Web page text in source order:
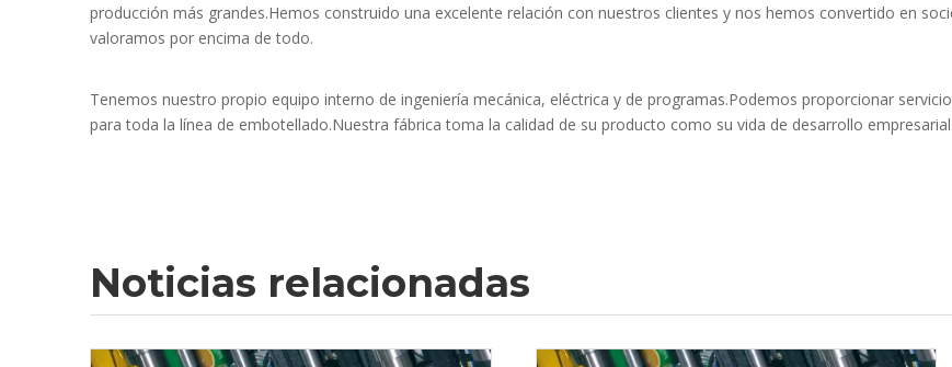
producción más grandes.Hemos construido una excelente relación con nuestros clientes y nos hemos convertido en
valoramos por encima de todo.
Tenemos nuestro propio equipo interno de ingeniería mecánica, eléctrica y de programas.Podemos proporcionar
para toda la línea de embotellado.Nuestra fábrica toma la calidad de su producto como su vida de desarrollo
Noticias relacionadas